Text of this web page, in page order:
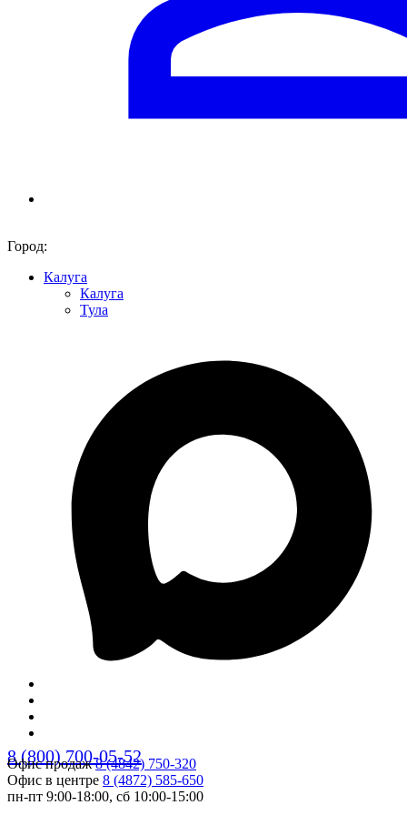
Город:
Калуга
Калуга
Тула
8 (800) 700-05-52
Офис продаж8 (4842) 750-320
Офис в центре 8 (4872) 585-650
пн-пт 9:00-18:00, сб 10:00-15:00